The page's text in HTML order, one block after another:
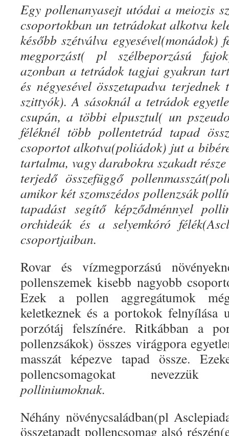
Egy pollenanyasejt utódai a meiozis
csoportokban un tetrádokat alkotva
később szétválva egyesével(monádok)
megporzást( pl szélbeporzású
azonban a tetrádok tagjai gyakran
és négyesével összetapadva
szittyók). A sásoknál a tetrádok
csupán, a többi elpusztul( un
féléknél több pollentetrád tapad
csoportot alkotva(poliádok) jut a
tartalma, vagy darabokra szakadt része
terjedő összefüggő
amikor két szomszédos pollenzsák
tapadást segítő képződménnyel
orchideák és a selyemkóró
csoportjaiban.
Rovar és vízmegporzású
pollenszemek kisebb nagyobb
Ezek a pollen aggregátumok
keletkeznek és a portokok
porzótáj felszínére. Ritkábban a
pollenzsákok) összes virágpora
masszát képezve tapad össze.
pollencsomagokat nevezzük
polliniumoknak.
Néhány növénycsaládban(pl
összetapadt pollencsomag alsó